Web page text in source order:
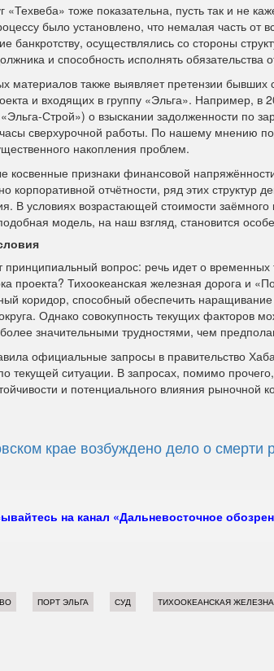
«Техвеба» тоже показательна, пусть так и не
было установлено, что немалая часть от
банкротству, осуществлялись со стороны
и способность исполнять обязательства
материалов также выявляет претензии
и входящих в группу «Эльга». Например,
«Эльга-Строй») о взыскании задолженности по
сверхурочной работы. По нашему мнению
накопления проблем.
косвенные признаки финансовой
корпоративной отчётности, ряд этих структур
В условиях возрастающей стоимости
модель, на наш взгляд, становится
принципиальный вопрос: речь идет о
проекта? Тихоокеанская железная дорога и
коридор, способный обеспечить
Однако совокупность текущих факторов
значительными трудностями, чем
официальные запросы в правительство
текущей ситуации. В запросах, помимо
и потенциального влияния
крае возбуждено дело о смерти
на канал «Дальневосточное
ПОРТ ЭЛЬГА СУД ТИХООКЕАНСКАЯ